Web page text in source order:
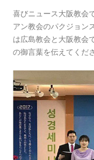
喜びニュース大阪教会
アン教会のパクジョン
は広島教会と大阪教会
の御言葉を伝えてくだ